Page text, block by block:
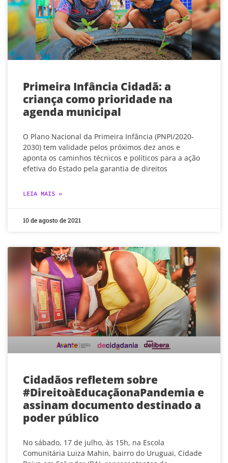
Primeira Infância Cidadã: a
criança como prioridade na
agenda municipal
O Plano Nacional da Primeira Infância (PNPI/2020-
2030) tem validade pelos próximos dez anos e
aponta os caminhos técnicos e políticos para a ação
efetiva do Estado pela garantia de direitos
LEIA MAIS »
10 de agosto de 2021
Cidadãos refletem sobre
#DireitoàEducaçãonaPandemia e
assinam documento destinado a
poder público
No sábado, 17 de julho, às 15h, na Escola
Comunitária Luiza Mahin, bairro do Uruguai, Cidade